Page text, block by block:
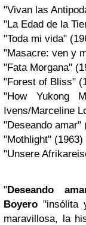
"Vivan las
"La Edad de la
"Toda mi vida"
"Masacre: ven y
"Fata Morgana"
"Forest of Bliss"
"How Yukong
Ivens/Marceline
"Deseando amar"
"Mothlight"
"Unsere
"Deseando
Boyero "insólita
maravillosa, la